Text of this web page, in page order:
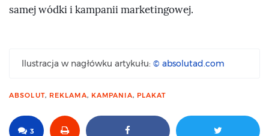
samej wódki i kampanii marketingowej.
Ilustracja w nagłówku artykułu: © absolutad.com
ABSOLUT, REKLAMA, KAMPANIA, PLAKAT
3